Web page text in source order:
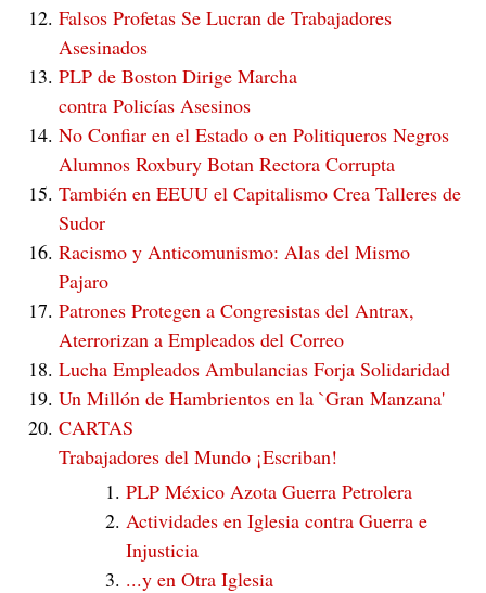
Falsos Profetas Se Lucran de Trabajadores
Asesinados
PLP de Boston Dirige Marcha
contra Policías Asesinos
No Confiar en el Estado o en Politiqueros Negros
Alumnos Roxbury Botan Rectora Corrupta
También en EEUU el Capitalismo Crea Talleres de
Sudor
Racismo y Anticomunismo: Alas del Mismo
Pajaro
Patrones Protegen a Congresistas del Antrax,
Aterrorizan a Empleados del Correo
Lucha Empleados Ambulancias Forja Solidaridad
Un Millón de Hambrientos en la `Gran Manzana'
CARTAS
Trabajadores del Mundo ¡Escriban!
PLP México Azota Guerra Petrolera
Actividades en Iglesia contra Guerra e
Injusticia
...y en Otra Iglesia